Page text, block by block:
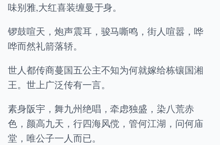
味别雅,大红喜装缠曼于身。
锣鼓喧天，炮声震耳，骏马嘶鸣，街人喧嚣，哗
哗而然礼箭落轿。
世人都传商蔓国五公主不知为何就嫁给栋镶国湘
王。世上广泛传有一言。
素身阪宇，舞九州绝唱，牵虑独盛，染八荒赤
色，颜高九天，行四海风傥，管何江湖，问何庙
堂，唯公子一人而已。